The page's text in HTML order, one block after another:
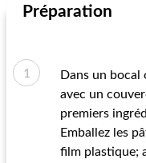
Préparation
Dans un
avec un
premiers
Emballez les
film plastique;